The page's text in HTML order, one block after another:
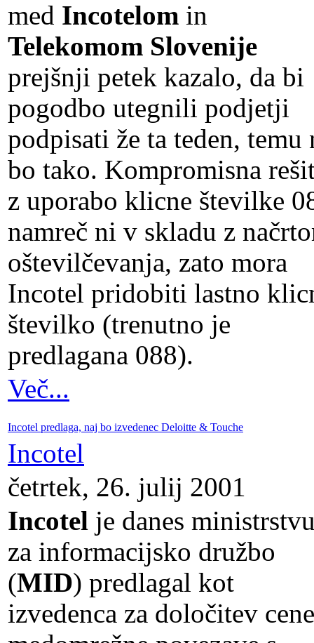
med Incotelom in
Telekomom Slovenije
prejšnji petek kazalo, da bi
pogodbo utegnili podjetji
podpisati že ta teden, temu
bo tako. Kompromisna
z uporabo klicne številke
namreč ni v skladu z
oštevilčevanja, zato mora
Incotel pridobiti lastno
številko (trenutno je
predlagana 088).
Več...
Incotel predlaga, naj bo izvedenec Deloitte & Touche
Incotel
četrtek, 26. julij 2001
Incotel je danes
za informacijsko družbo
(MID) predlagal kot
izvedenca za določitev cene